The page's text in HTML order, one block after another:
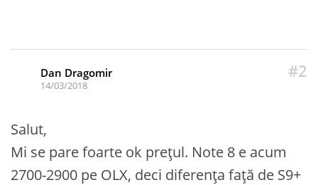
#2
Dan Dragomir
14/03/2018
Salut,
Mi se pare foarte ok prețul. Note 8 e acum
2700-2900 pe OLX, deci diferența față de S9+